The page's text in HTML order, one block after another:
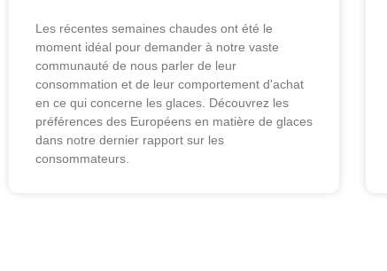
Les récentes semaines chaudes ont été le
moment idéal pour demander à notre vaste
communauté de nous parler de leur
consommation et de leur comportement d'achat
en ce qui concerne les glaces. Découvrez les
préférences des Européens en matière de glaces
dans notre dernier rapport sur les
consommateurs.